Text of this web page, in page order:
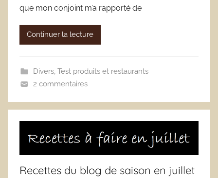
que mon conjoint m’a rapporté de
Continuer la lecture
Divers, Test produits et restaurants
2 commentaires
Recettes du blog de saison en juillet